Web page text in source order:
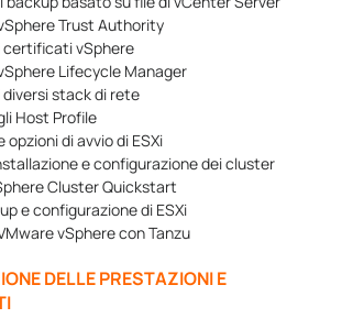
Trust Authority
certificati vSphere
Lifecycle Manager
stack di rete
Host Profile
di avvio di ESXi
e configurazione dei cluster
Cluster Quickstart
e configurazione di ESXi
vSphere con Tanzu
DELLE PRESTAZIONI E